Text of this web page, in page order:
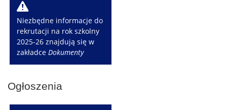
W
Niezbędne informacje do
rekrutacji na rok szkolny
2025-26 znajdują się w
zakładceDokumenty
Ogłoszenia